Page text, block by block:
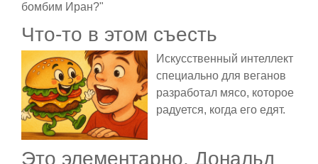
бомбим Иран?"
Что-то в этом съесть
Искусственный интеллект
специально для веганов
разработал мясо, которое
радуется, когда его едят.
Это элементарно, Дональд